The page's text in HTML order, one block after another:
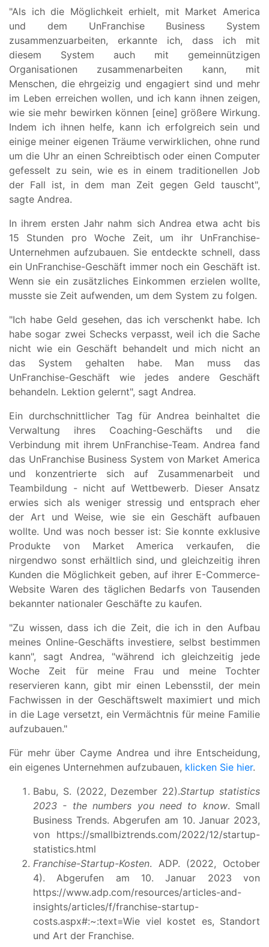
"Als ich die Möglichkeit erhielt, mit Market America
und dem UnFranchise Business System
zusammenzuarbeiten, erkannte ich, dass ich mit
diesem System auch mit gemeinnützigen
Organisationen zusammenarbeiten kann, mit
Menschen, die ehrgeizig und engagiert sind und mehr
im Leben erreichen wollen, und ich kann ihnen zeigen,
wie sie mehr bewirken können [eine] größere Wirkung.
Indem ich ihnen helfe, kann ich erfolgreich sein und
einige meiner eigenen Träume verwirklichen, ohne rund
um die Uhr an einen Schreibtisch oder einen Computer
gefesselt zu sein, wie es in einem traditionellen Job
der Fall ist, in dem man Zeit gegen Geld tauscht",
sagte Andrea.
In ihrem ersten Jahr nahm sich Andrea etwa acht bis
15 Stunden pro Woche Zeit, um ihr UnFranchise-
Unternehmen aufzubauen. Sie entdeckte schnell, dass
ein UnFranchise-Geschäft immer noch ein Geschäft ist.
Wenn sie ein zusätzliches Einkommen erzielen wollte,
musste sie Zeit aufwenden, um dem System zu folgen.
"Ich habe Geld gesehen, das ich verschenkt habe. Ich
habe sogar zwei Schecks verpasst, weil ich die Sache
nicht wie ein Geschäft behandelt und mich nicht an
das System gehalten habe. Man muss das
UnFranchise-Geschäft wie jedes andere Geschäft
behandeln. Lektion gelernt", sagt Andrea.
Ein durchschnittlicher Tag für Andrea beinhaltet die
Verwaltung ihres Coaching-Geschäfts und die
Verbindung mit ihrem UnFranchise-Team. Andrea fand
das UnFranchise Business System von Market America
und konzentrierte sich auf Zusammenarbeit und
Teambildung - nicht auf Wettbewerb. Dieser Ansatz
erwies sich als weniger stressig und entsprach eher
der Art und Weise, wie sie ein Geschäft aufbauen
wollte. Und was noch besser ist: Sie konnte exklusive
Produkte von Market America verkaufen, die
nirgendwo sonst erhältlich sind, und gleichzeitig ihren
Kunden die Möglichkeit geben, auf ihrer E-Commerce-
Website Waren des täglichen Bedarfs von Tausenden
bekannter nationaler Geschäfte zu kaufen.
"Zu wissen, dass ich die Zeit, die ich in den Aufbau
meines Online-Geschäfts investiere, selbst bestimmen
kann", sagt Andrea, "während ich gleichzeitig jede
Woche Zeit für meine Frau und meine Tochter
reservieren kann, gibt mir einen Lebensstil, der mein
Fachwissen in der Geschäftswelt maximiert und mich
in die Lage versetzt, ein Vermächtnis für meine Familie
aufzubauen."
Für mehr über Cayme Andrea und ihre Entscheidung,
ein eigenes Unternehmen aufzubauen, klicken Sie hier.
Babu, S. (2022, Dezember 22).Startup statistics
2023 - the numbers you need to know. Small
Business Trends. Abgerufen am 10. Januar 2023,
von https://smallbiztrends.com/2022/12/startup-
statistics.html
Franchise-Startup-Kosten. ADP. (2022, October
4). Abgerufen am 10. Januar 2023 von
https://www.adp.com/resources/articles-and-
insights/articles/f/franchise-startup-
costs.aspx#:~:text=Wie viel kostet es, Standort
und Art der Franchise.